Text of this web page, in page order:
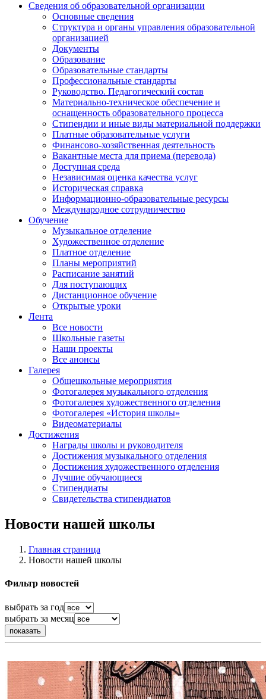
Сведения об образовательной организации
Основные сведения
Структура и органы управления образовательной
организацией
Документы
Образование
Образовательные стандарты
Профессиональные стандарты
Руководство. Педагогический состав
Материально-техническое обеспечение и
оснащенность образовательного процесса
Стипендии и иные виды материальной поддержки
Платные образовательные услуги
Финансово-хозяйственная деятельность
Вакантные места для приема (перевода)
Доступная среда
Независимая оценка качества услуг
Историческая справка
Информационно-образовательные ресурсы
Международное сотрудничество
Обучение
Музыкальное отделение
Художественное отделение
Платное отделение
Планы мероприятий
Расписание занятий
Для поступающих
Дистанционное обучение
Открытые уроки
Лента
Все новости
Школьные газеты
Наши проекты
Все анонсы
Галерея
Общешкольные мероприятия
Фотогалерея музыкального отделения
Фотогалерея художественного отделения
Фотогалерея «История школы»
Видеоматериалы
Достижения
Награды школы и руководителя
Достижения музыкального отделения
Достижения художественного отделения
Лучшие обучающиеся
Стипендиаты
Свидетельства стипендиатов
Новости нашей школы
Главная страница
Новости нашей школы
Фильтр новостей
выбрать за год
выбрать за месяц